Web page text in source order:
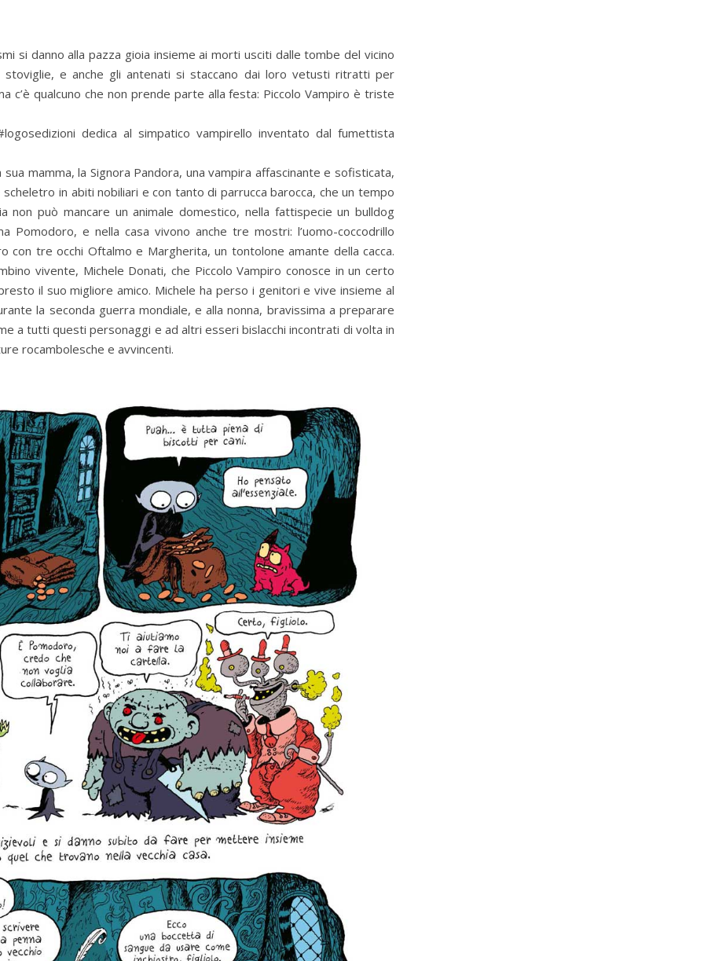
si danno alla pazza gioia insieme ai morti usciti dalle tombe del vicino
e anche gli antenati si staccano dai loro vetusti ritratti per
c’è qualcuno che non prende parte alla festa: Piccolo Vampiro è triste
dedica al simpatico vampirello inventato dal fumettista
sua mamma, la Signora Pandora, una vampira affascinante e sofisticata,
in abiti nobiliari e con tanto di parrucca barocca, che un tempo
non può mancare un animale domestico, nella fattispecie un bulldog
e nella casa vivono anche tre mostri: l’uomo-coccodrillo
con tre occhi Oftalmo e Margherita, un tontolone amante della cacca.
vivente, Michele Donati, che Piccolo Vampiro conosce in un certo
il suo migliore amico. Michele ha perso i genitori e vive insieme al
la seconda guerra mondiale, e alla nonna, bravissima a preparare
a tutti questi personaggi e ad altri esseri bislacchi incontrati di volta in
rocambolesche e avvincenti.